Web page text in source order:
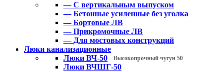
— С вертикальным выпуском
— Бетонные усиленные без уголка
— Бортовые ЛВ
— Прикромочные ЛВ
— Для мостовых конструкций
Люки канализационные
Люки ВЧ-50
Высокопрочный чугун 50
Люки ВЧШГ-50